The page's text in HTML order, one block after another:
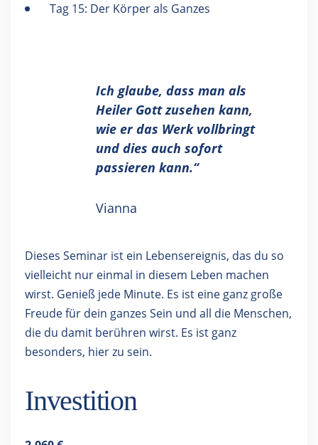
Tag 15: Der Körper als Ganzes
Ich glaube, dass man als
Heiler Gott zusehen kann,
wie er das Werk vollbringt
und dies auch sofort
passieren kann.“
Vianna
Dieses Seminar ist ein Lebensereignis, das du so
vielleicht nur einmal in diesem Leben machen
wirst. Genieß jede Minute. Es ist eine ganz große
Freude für dein ganzes Sein und all die Menschen,
die du damit berühren wirst. Es ist ganz
besonders, hier zu sein.
Investition